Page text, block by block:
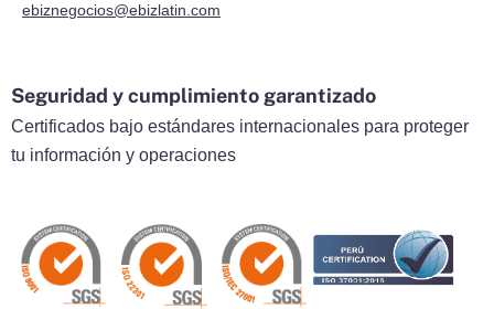
ebiznegocios@ebizlatin.com
Seguridad y cumplimiento garantizado
Certificados bajo estándares internacionales para proteger
tu información y operaciones